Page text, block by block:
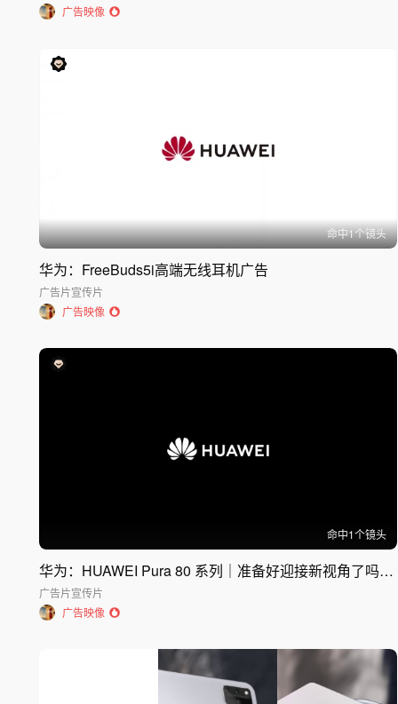
广告映像
命中1个镜头
华为：FreeBuds5i高端无线耳机广告
广告片宣传片
广告映像
命中1个镜头
华为：HUAWEI Pura 80 系列｜准备好迎接新视角了吗？｜华为 HUAW
广告片宣传片
广告映像